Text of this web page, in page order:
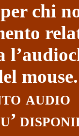
chi
mouse.
audio